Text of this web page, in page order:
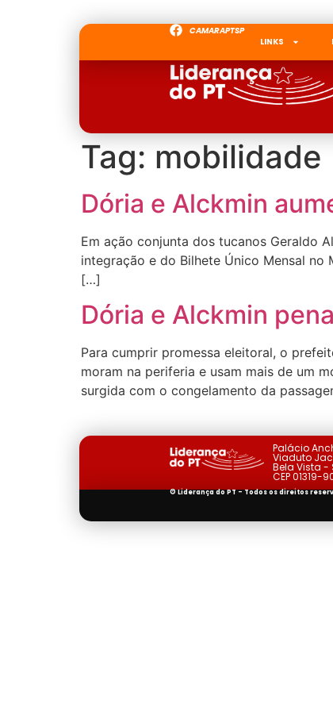
CAMARAPTSP
LINKS
Tag: mobilidade
Dória e Alckmin
Em ação conjunta dos tucanos Geraldo
integração e do Bilhete Único Mensal
[…]
Dória e Alckmin
Para cumprir promessa eleitoral, o
moram na periferia e usam mais de um
surgida com o congelamento da
Palácio
Viaduto
Bela Vista -
CEP 01319-
© Liderança do PT - Todos os direitos